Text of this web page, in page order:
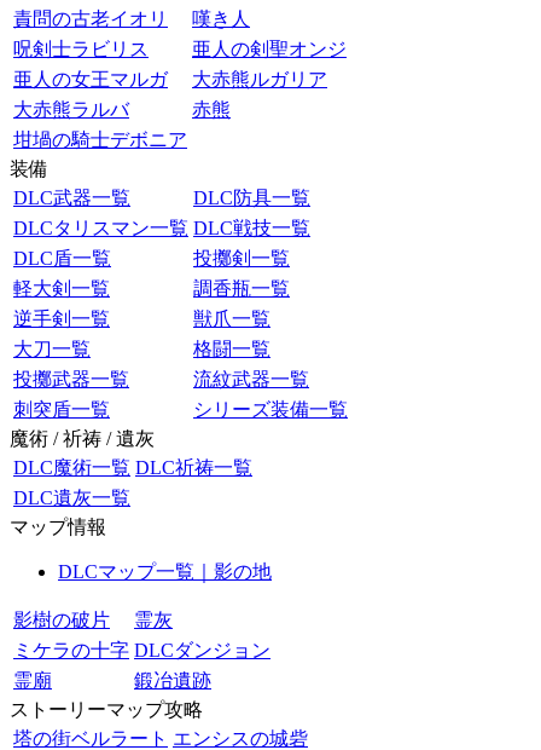
責問の古老イオリ
嘆き人
呪剣士ラビリス
亜人の剣聖オンジ
亜人の女王マルガ
大赤熊ルガリア
大赤熊ラルバ
赤熊
坩堝の騎士デボニア
装備
DLC武器一覧
DLC防具一覧
DLCタリスマン一覧 DLC戦技一覧
DLC盾一覧
投擲剣一覧
軽大剣一覧
調香瓶一覧
逆手剣一覧
獣爪一覧
大刀一覧
格闘一覧
投擲武器一覧
流紋武器一覧
刺突盾一覧
シリーズ装備一覧
魔術 / 祈祷 / 遺灰
DLC魔術一覧 DLC祈祷一覧
DLC遺灰一覧
マップ情報
DLCマップ一覧｜影の地
影樹の破片
霊灰
ミケラの十字 DLCダンジョン
霊廟
鍛冶遺跡
ストーリーマップ攻略
塔の街ベルラート エンシスの城砦